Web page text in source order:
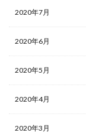
2020年7月
2020年6月
2020年5月
2020年4月
2020年3月